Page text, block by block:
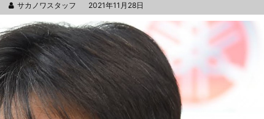
サカノワスタッフ 2021年11月28日